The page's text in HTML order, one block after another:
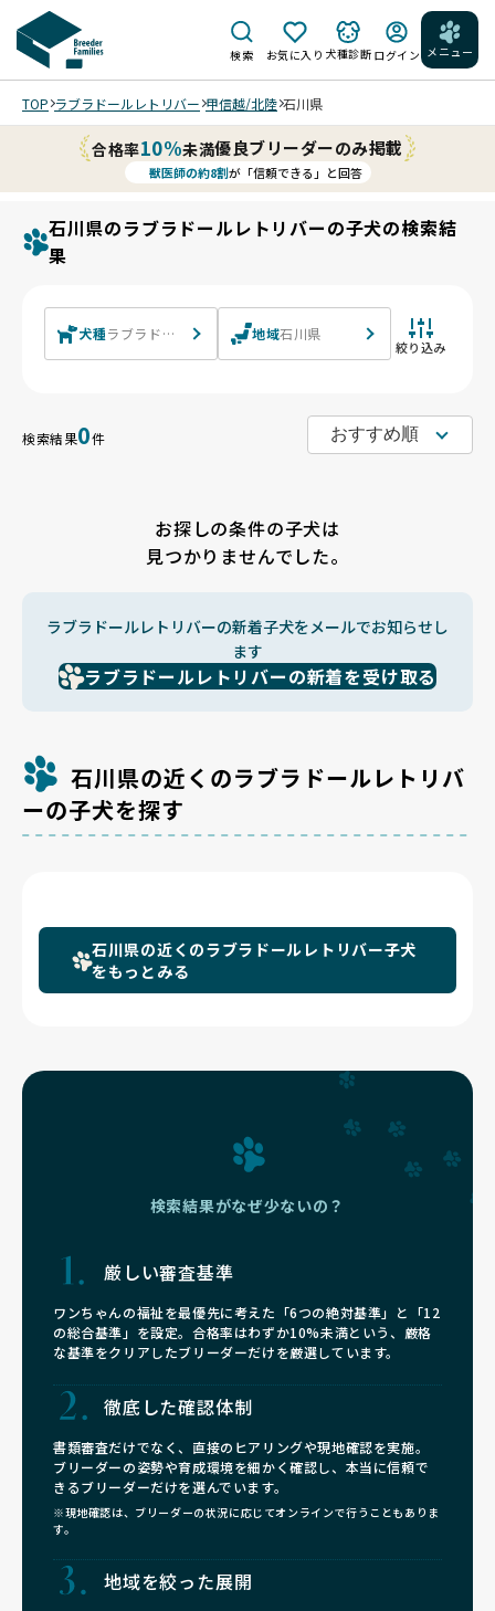
検索 お気に入り 犬種診断 ログイン メニュー
TOP ラブラドールレトリバー 甲信越/北陸 石川県
合格率10%未満優良ブリーダーのみ掲載
獣医師の約8割が「信頼できる」と回答
石川県のラブラドールレトリバーの子犬の検索結
果
犬種ラブラドールレトリバー地域石川県
絞り込み
検索結果0件
お探しの条件の子犬は
見つかりませんでした。
ラブラドールレトリバーの新着子犬をメールでお知らせし
ます
ラブラドールレトリバーの新着を受け取る
石川県の近くのラブラドールレトリバ
ーの子犬を探す
石川県の近くのラブラドールレトリバー子犬
をもっとみる
検索結果がなぜ少ないの？
厳しい審査基準
ワンちゃんの福祉を最優先に考えた「6つの絶対基準」と「12
の総合基準」を設定。合格率はわずか10%未満という、厳格
な基準をクリアしたブリーダーだけを厳選しています。
徹底した確認体制
書類審査だけでなく、直接のヒアリングや現地確認を実施。
ブリーダーの姿勢や育成環境を細かく確認し、本当に信頼で
きるブリーダーだけを選んでいます。
※現地確認は、ブリーダーの状況に応じてオンラインで行うこともありま
す。
地域を絞った展開